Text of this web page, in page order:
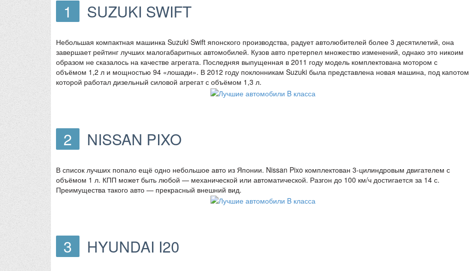
1 SUZUKI SWIFT
Небольшая компактная машинка Suzuki Swift японского производства, радует автолюбителей более 3 десятилетий, она
завершает рейтинг лучших малогабаритных автомобилей. Кузов авто претерпел множество изменений, однако это никоим
образом не сказалось на качестве агрегата. Последняя выпущенная в 2011 году модель комплектована мотором с
объёмом 1,2 л и мощностью 94 «лошади». В 2012 году поклонникам Suzuki была представлена новая машина, под капотом
которой работал дизельный силовой агрегат с объёмом 1,3 л.
2 NISSAN PIXO
В список лучших попало ещё одно небольшое авто из Японии. Nissan Pixo комплектован 3-цилиндровым двигателем с
объёмом 1 л. КПП может быть любой — механической или автоматической. Разгон до 100 км/ч достигается за 14 с.
Преимущества такого авто — прекрасный внешний вид.
3 HYUNDAI I20